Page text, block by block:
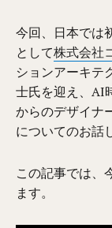
今回、日本では
として株式会社
ションアーキテ
士氏を迎え、AI
からのデザイナ
についてのお話
この記事では、
ます。